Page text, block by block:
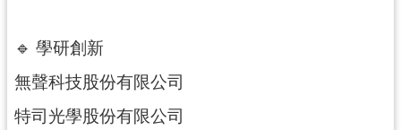
公
開
回
🔹 學研創新
無聲科技股份有限公司
特司光學股份有限公司